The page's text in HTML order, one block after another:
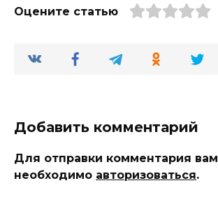
Оцените статью
Добавить комментарий
Для отправки комментария вам
необходимо авторизоваться.